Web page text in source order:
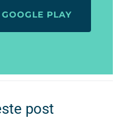
GOOGLE PLAY
post